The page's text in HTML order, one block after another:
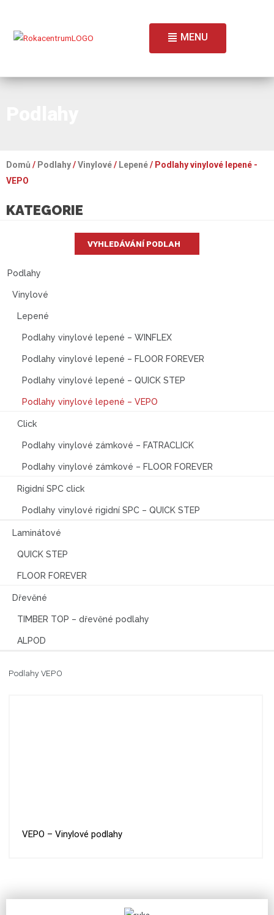
MENU
Domů / Podlahy/Vinylové/ Lepené/ Podlahy vinylové lepené -
VEPO
KATEGORIE
VYHLEDÁVÁNÍ PODLAH
Podlahy
Vinylové
Lepené
Podlahy vinylové lepené – WINFLEX
Podlahy vinylové lepené – FLOOR FOREVER
Podlahy vinylové lepené – QUICK STEP
Podlahy vinylové lepené – VEPO
Click
Podlahy vinylové zámkové – FATRACLICK
Podlahy vinylové zámkové – FLOOR FOREVER
Rigidní SPC click
Podlahy vinylové rigidní SPC – QUICK STEP
Laminátové
QUICK STEP
FLOOR FOREVER
Dřevěné
TIMBER TOP – dřevěné podlahy
ALPOD
Podlahy VEPO
VEPO – Vinylové podlahy